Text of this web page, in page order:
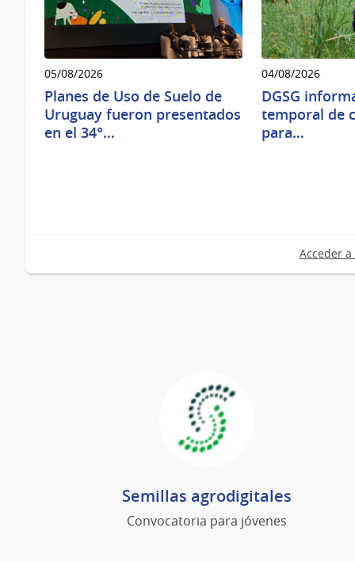
05/08/2026
Planes de Uso de Suelo de
Uruguay fueron presentados
en el 34°…
04/08/2026
DGSG
temporal de
para…
Acceder
Semillas agrodigitales
Convocatoria para jóvenes